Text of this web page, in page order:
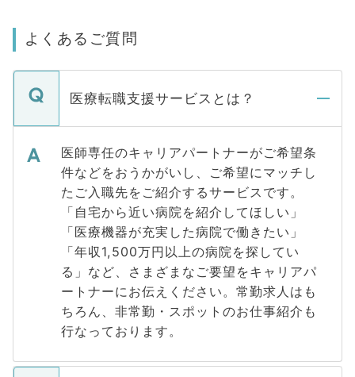
よくあるご質問
医療転職支援サービスとは？
医師専任のキャリアパートナーがご希望条
件などをおうかがいし、ご希望にマッチし
たご入職先をご紹介するサービスです。
「自宅から近い病院を紹介してほしい」
「医療機器が充実した病院で働きたい」
「年収1,500万円以上の病院を探してい
る」など、さまざまなご要望をキャリアパ
ートナーにお伝えください。常勤求人はも
ちろん、非常勤・スポットのお仕事紹介も
行なっております。